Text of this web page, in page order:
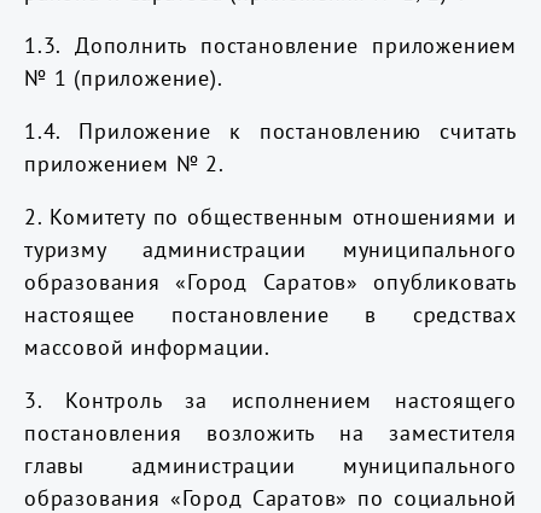
1.3. Дополнить постановление приложением
№ 1 (приложение).
1.4. Приложение к постановлению считать
приложением № 2.
2. Комитету по общественным отношениями и
туризму администрации муниципального
образования «Город Саратов» опубликовать
настоящее постановление в средствах
массовой информации.
3. Контроль за исполнением настоящего
постановления возложить на заместителя
главы администрации муниципального
образования «Город Саратов» по социальной